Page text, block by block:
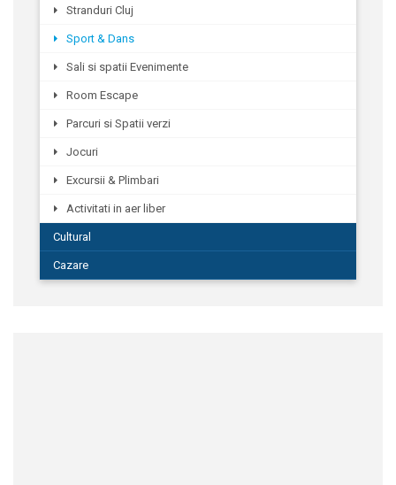
Stranduri Cluj
Sport & Dans
Sali si spatii Evenimente
Room Escape
Parcuri si Spatii verzi
Jocuri
Excursii & Plimbari
Activitati in aer liber
Cultural
Cazare